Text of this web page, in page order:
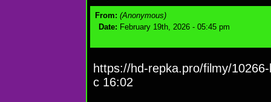
From: (Anonymous)
Date: February 19th, 2026 - 05:45 pm
https://hd-repka.pro/filmy/
с 16:02